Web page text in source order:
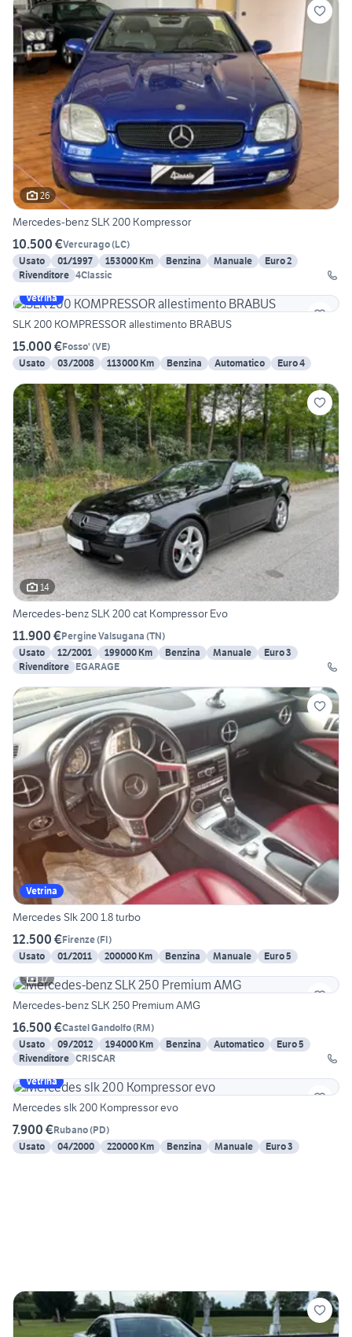
26
Mercedes-benz SLK 200 Kompressor
10.500 €Vercurago(LC)
Usato
01/1997 153000 Km Benzina Manuale
Euro 2
Rivenditore 4Classic
Vetrina
SLK 200 KOMPRESSOR allestimento BRABUS
15.000 €Fosso' (VE)
Usato
03/2008 113000 Km Benzina Automatico Euro 4
14
Mercedes-benz SLK 200 cat Kompressor Evo
11.900 €Pergine Valsugana (TN)
Usato
12/2001 199000 Km Benzina Manuale
Euro 3
Rivenditore EGARAGE
Vetrina
Mercedes Slk 200 1.8 turbo
12.500 €Firenze(FI)
Usato
01/2011 200000 Km Benzina Manuale
Euro 5
17
Mercedes-benz SLK 250 Premium AMG
16.500 €Castel Gandolfo(RM)
Usato
09/2012 194000 Km Benzina Automatico
Euro 5
Rivenditore CRISCAR
Vetrina
Mercedes slk 200 Kompressor evo
7.900 €Rubano(PD)
Usato
04/2000 220000 Km Benzina Manuale Euro 3